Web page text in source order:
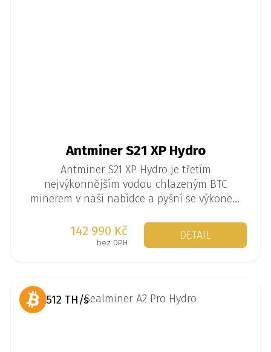
Antminer S21 XP Hydro
Antminer S21 XP Hydro je třetím
nejvýkonnějším vodou chlazeným BTC
minerem v naší nabídce a pyšní se výkonem
142 990 Kč
bez DPH
DETAIL
512 TH/s